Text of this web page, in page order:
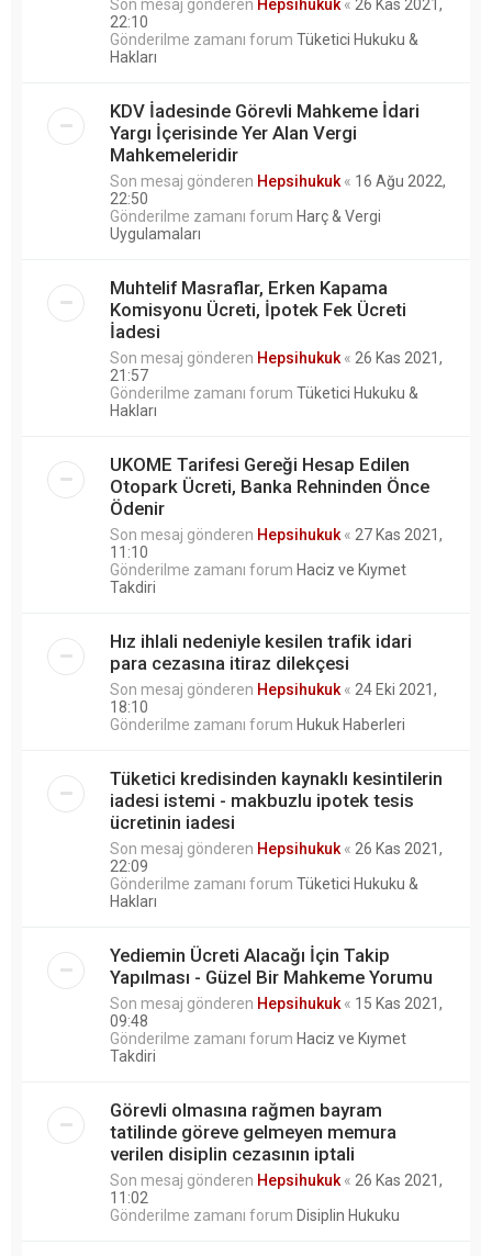
Son mesaj gönderen Hepsihukuk « 26 Kas 2021,
22:10
Gönderilme zamanı forum Tüketici Hukuku &
Hakları
KDV İadesinde Görevli Mahkeme İdari
Yargı İçerisinde Yer Alan Vergi
Mahkemeleridir
Son mesaj gönderen Hepsihukuk « 16 Ağu 2022,
22:50
Gönderilme zamanı forum Harç & Vergi
Uygulamaları
Muhtelif Masraflar, Erken Kapama
Komisyonu Ücreti, İpotek Fek Ücreti
İadesi
Son mesaj gönderen Hepsihukuk « 26 Kas 2021,
21:57
Gönderilme zamanı forum Tüketici Hukuku &
Hakları
UKOME Tarifesi Gereği Hesap Edilen
Otopark Ücreti, Banka Rehninden Önce
Ödenir
Son mesaj gönderen Hepsihukuk « 27 Kas 2021,
11:10
Gönderilme zamanı forum Haciz ve Kıymet
Takdiri
Hız ihlali nedeniyle kesilen trafik idari
para cezasına itiraz dilekçesi
Son mesaj gönderen Hepsihukuk « 24 Eki 2021,
18:10
Gönderilme zamanı forum Hukuk Haberleri
Tüketici kredisinden kaynaklı kesintilerin
iadesi istemi - makbuzlu ipotek tesis
ücretinin iadesi
Son mesaj gönderen Hepsihukuk « 26 Kas 2021,
22:09
Gönderilme zamanı forum Tüketici Hukuku &
Hakları
Yediemin Ücreti Alacağı İçin Takip
Yapılması - Güzel Bir Mahkeme Yorumu
Son mesaj gönderen Hepsihukuk « 15 Kas 2021,
09:48
Gönderilme zamanı forum Haciz ve Kıymet
Takdiri
Görevli olmasına rağmen bayram
tatilinde göreve gelmeyen memura
verilen disiplin cezasının iptali
Son mesaj gönderen Hepsihukuk « 26 Kas 2021,
11:02
Gönderilme zamanı forum Disiplin Hukuku